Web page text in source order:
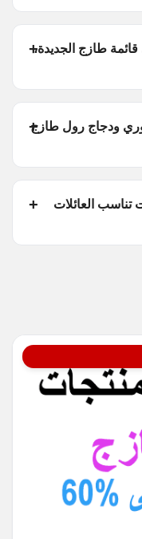
طازج الجديدة،
ودجاج رول طازج
تناسب العائلات